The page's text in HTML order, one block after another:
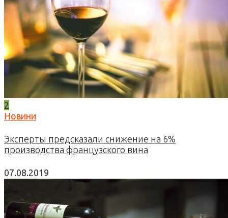
2
Новини
Эксперты предсказали снижение на 6%
производства французского вина
07.08.2019